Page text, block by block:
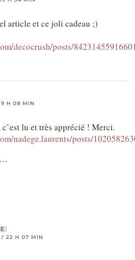
article et ce joli cadeau ;)
decocrush/posts/
H 08 MIN
c’est lu et très apprécié ! Merci.
nadege.laurents/posts/
/ 22 H 07 MIN